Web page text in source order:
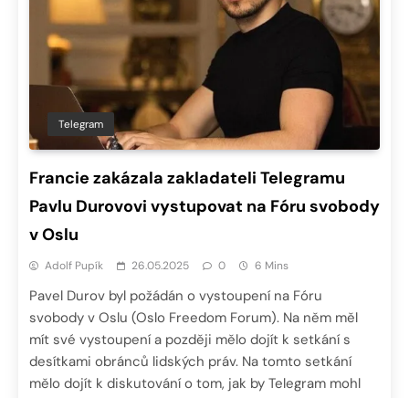
Telegram
Francie zakázala zakladateli Telegramu
Pavlu Durovovi vystupovat na Fóru svobody
v Oslu
Adolf Pupík 26.05.2025 0 6 Mins
Pavel Durov byl požádán o vystoupení na Fóru
svobody v Oslu (Oslo Freedom Forum). Na něm měl
mít své vystoupení a později mělo dojít k setkání s
desítkami obránců lidských práv. Na tomto setkání
mělo dojít k diskutování o tom, jak by Telegram mohl